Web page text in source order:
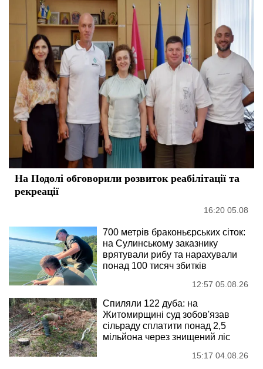
На Подолі обговорили розвиток реабілітації та
рекреації
16:20 05.08
700 метрів браконьєрських сіток:
на Сулинському заказнику
врятували рибу та нарахували
понад 100 тисяч збитків
12:57 05.08.26
Спиляли 122 дуба: на
Житомирщині суд зобов'язав
сільраду сплатити понад 2,5
мільйона через знищений ліс
15:17 04.08.26